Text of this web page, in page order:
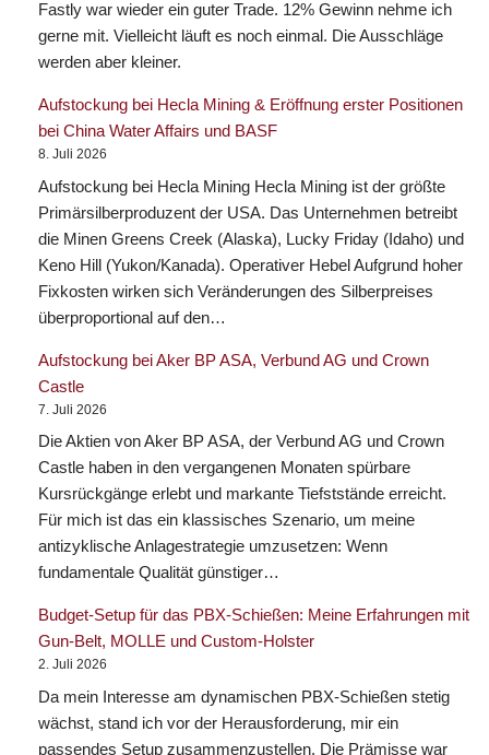
Fastly war wieder ein guter Trade. 12% Gewinn nehme ich
gerne mit. Vielleicht läuft es noch einmal. Die Ausschläge
werden aber kleiner.
Aufstockung bei Hecla Mining & Eröffnung erster Positionen
bei China Water Affairs und BASF
8. Juli 2026
Aufstockung bei Hecla Mining Hecla Mining ist der größte
Primärsilberproduzent der USA. Das Unternehmen betreibt
die Minen Greens Creek (Alaska), Lucky Friday (Idaho) und
Keno Hill (Yukon/Kanada). Operativer Hebel Aufgrund hoher
Fixkosten wirken sich Veränderungen des Silberpreises
überproportional auf den…
Aufstockung bei Aker BP ASA, Verbund AG und Crown
Castle
7. Juli 2026
Die Aktien von Aker BP ASA, der Verbund AG und Crown
Castle haben in den vergangenen Monaten spürbare
Kursrückgänge erlebt und markante Tiefststände erreicht.
Für mich ist das ein klassisches Szenario, um meine
antizyklische Anlagestrategie umzusetzen: Wenn
fundamentale Qualität günstiger…
Budget-Setup für das PBX-Schießen: Meine Erfahrungen mit
Gun-Belt, MOLLE und Custom-Holster
2. Juli 2026
Da mein Interesse am dynamischen PBX-Schießen stetig
wächst, stand ich vor der Herausforderung, mir ein
passendes Setup zusammenzustellen. Die Prämisse war